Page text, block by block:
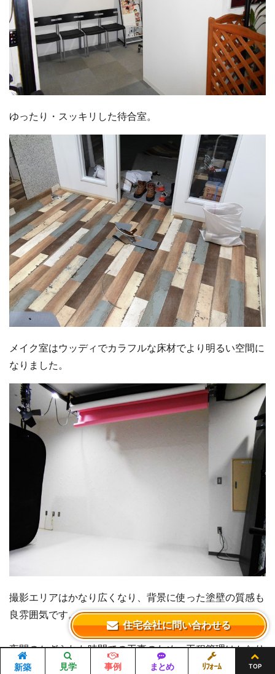
ゆったり・スッキリした待合室。
メイク室はウッディでカラフルな床材でより明るい空間に
なりました。
撮影エリアはかなり広くなり、背景に使った塗壁の質感も
良雰囲気です。
夜間のかぎられた時間での工事のため、工程管理はかなり
緊張を強いられますが、軽天屋さん、内装屋さん、塗壁職
新築 見学 事例 まとめ ﾘﾌｫｰﾑ TOP
住宅会社に問い合わせる